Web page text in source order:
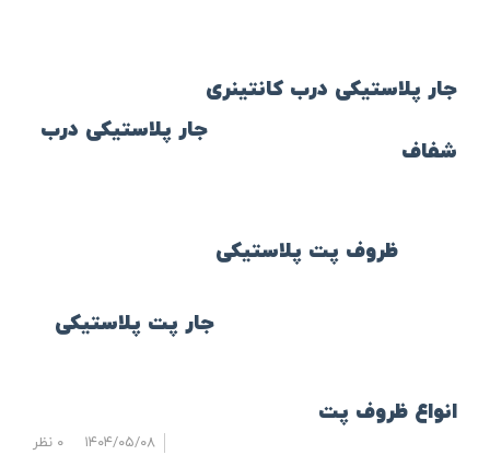
جار پلاستیکی درب کانتینری
جار پلاستیکی درب
شفاف
ظروف پت پلاستیکی
جار پت پلاستیکی
انواع ظروف پت
۱۴۰۴/۰۵/۰۸ ۰ نظر